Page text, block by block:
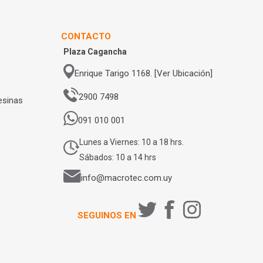
CONTACTO
Plaza Cagancha
Enrique Tarigo 1168. [Ver Ubicación]
2900 7498
091 010 001
Lunes a Viernes: 10 a 18 hrs.
Sábados: 10 a 14 hrs
info@macrotec.com.uy
SEGUINOS EN